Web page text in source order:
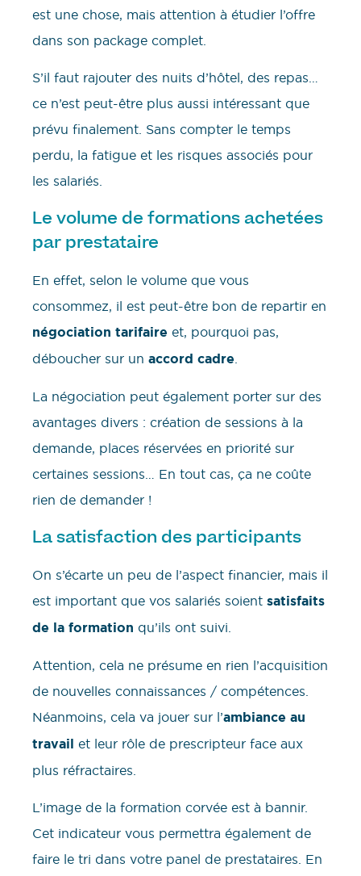
est une chose, mais attention à étudier l’offre
dans son package complet.
S’il faut rajouter des nuits d’hôtel, des repas…
ce n’est peut-être plus aussi intéressant que
prévu finalement. Sans compter le temps
perdu, la fatigue et les risques associés pour
les salariés.
Le volume de formations achetées
par prestataire
En effet, selon le volume que vous
consommez, il est peut-être bon de repartir en
négociation tarifaire et, pourquoi pas,
déboucher sur un accord cadre
La négociation peut également porter sur des
avantages divers : création de sessions à la
demande, places réservées en priorité sur
certaines sessions… En tout cas, ça ne coûte
rien de demander !
La satisfaction des participants
On s’écarte un peu de l’aspect financier, mais il
est important que vos salariés soient satisfaits
de la formation qu’ils ont suivi.
Attention, cela ne présume en rien l’acquisition
de nouvelles connaissances / compétences.
Néanmoins, cela va jouer sur l’ambiance au
travail et leur rôle de prescripteur face aux
plus réfractaires.
L’image de la formation corvée est à bannir.
Cet indicateur vous permettra également de
faire le tri dans votre panel de prestataires. En